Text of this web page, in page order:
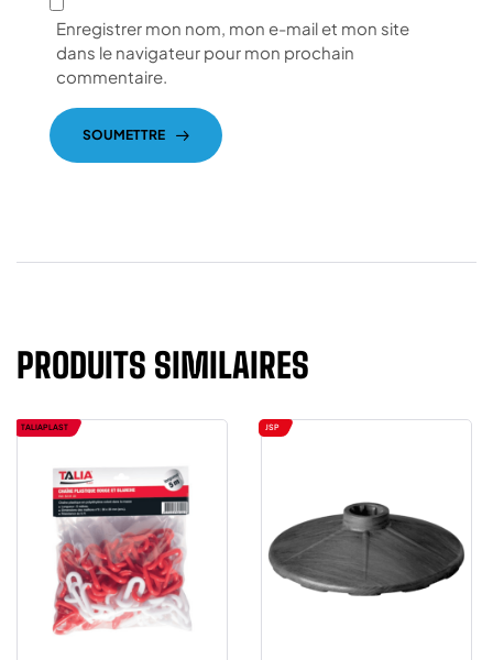
Enregistrer mon nom, mon e-mail et mon site
dans le navigateur pour mon prochain
commentaire.
SOUMETTRE
PRODUITS SIMILAIRES
TALIAPLAST JSP